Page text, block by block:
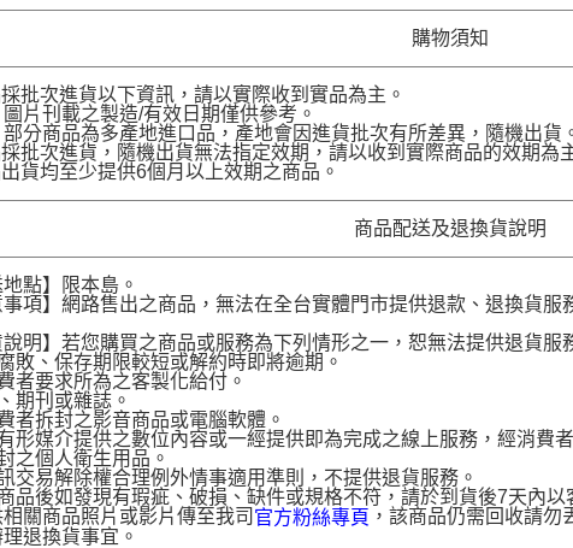
購物須知
批次進貨以下資訊，請以實際收到實品為主。
片刊載之製造/有效日期僅供參考。
分商品為多產地進口品，產地會因進貨批次有所差異，隨機出貨
批次進貨，隨機出貨無法指定效期，請以收到實際商品的效期為
貨均至少提供6個月以上效期之商品。
商品配送及退換貨說明
地點】限本島。
事項】網路售出之商品，無法在全台實體門市提供退款、退換貨
說明】若您購買之商品或服務為下列情形之一，恕無法提供退貨服
敗、保存期限較短或解約時即將逾期。
者要求所為之客製化給付。
期刊或雜誌。
者拆封之影音商品或電腦軟體。
形媒介提供之數位內容或一經提供即為完成之線上服務，經消費
之個人衛生用品。
交易解除權合理例外情事適用準則，不提供退貨服務。
品後如發現有瑕疵、破損、缺件或規格不符，請於到貨後7天內
關商品照片或影片傳至我司 官方粉絲專頁 ，該商品仍需回收請
退換貨事宜。